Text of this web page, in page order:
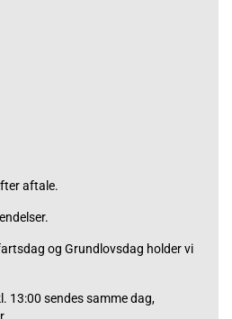
aftale.
og Grundlovsdag holder vi
13:00 sendes samme dag,